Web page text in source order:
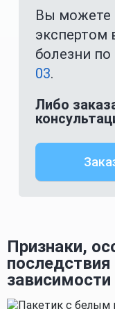
Вы можете
экспертом
болезни
03.
Либо
Признаки,
зависимости